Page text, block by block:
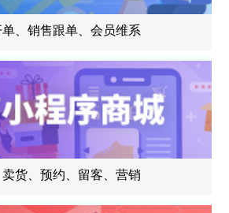
、销售跟单、会员维系
货、预约、留客、营销